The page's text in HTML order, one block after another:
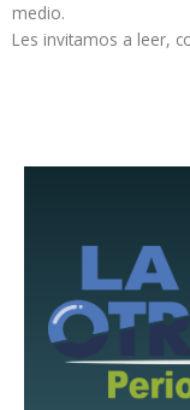
medio.
Les invitamos a leer,